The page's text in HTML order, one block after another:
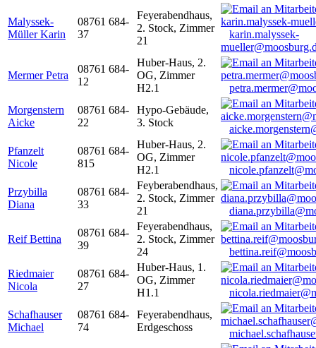
Malyssek-
Müller Karin
08761 684-
37
Feyerabendhaus,
2. Stock, Zimmer
21
karin.malyssek-
Mermer Petra
08761 684-
12
Huber-Haus, 2.
OG, Zimmer
H2.1
Morgenstern
Aicke
08761 684-
22
Hypo-Gebäude,
3. Stock
Pfanzelt
Nicole
08761 684-
815
Huber-Haus, 2.
OG, Zimmer
H2.1
Przybilla
Diana
08761 684-
33
Feyberabendhaus,
2. Stock, Zimmer
21
Reif Bettina
08761 684-
39
Feyerabendhaus,
2. Stock, Zimmer
24
Riedmaier
Nicola
08761 684-
27
Huber-Haus, 1.
OG, Zimmer
H1.1
Schafhauser
Michael
08761 684-
74
Feyerabendhaus,
Erdgeschoss